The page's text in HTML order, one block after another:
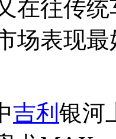
在往传
场表现最
吉利 银河